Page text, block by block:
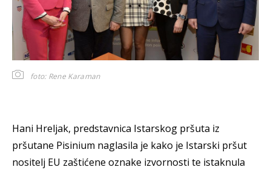
foto: Rene Karaman
Hani Hreljak, predstavnica Istarskog pršuta iz
pršutane Pisinium naglasila je kako je Istarski pršut
nositelj EU zaštićene oznake izvornosti te istaknula